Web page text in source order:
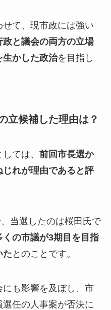
て、現市政には強い
政と議会の両方の立場
生かした政治を目指し
立候補した理由は？
ては、 前回市長選か
れが理由であると評
当選したのは桜田氏で
の市議が3期目を目指
た とのことです。
も影響を及ぼし、市
任の人事案が否決に